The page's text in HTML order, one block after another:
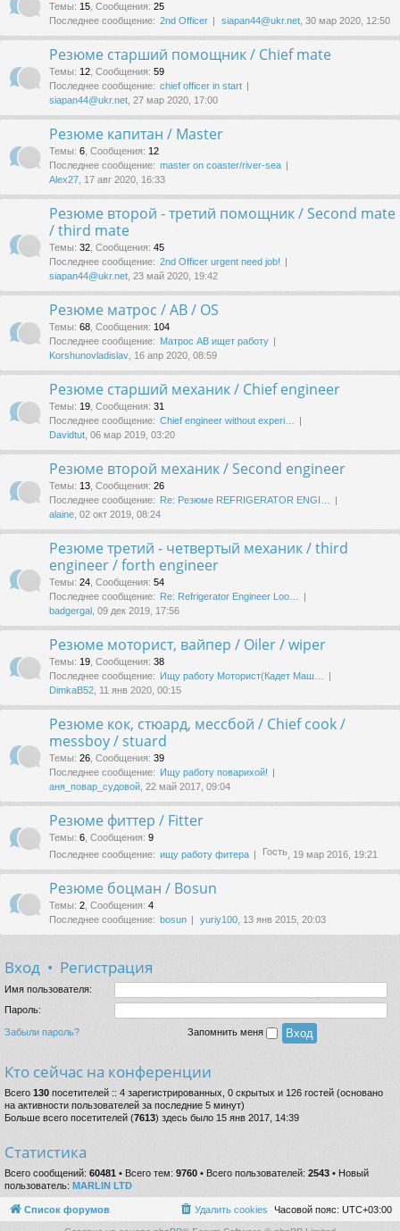
Темы: 15 Сообщения: 25
Последнее сообщение: 2nd Officer siapan44@ukr.net , 30 мар 2020, 12:50
Резюме старший помощник / Chief mate
Темы: 12 Сообщения: 59
Последнее сообщение: chief officer in start
siapan44@ukr.net , 27 мар 2020, 17:00
Резюме капитан / Master
Темы: 6 Сообщения: 12
Последнее сообщение: master on coaster/river-sea
Alex27 , 17 авг 2020, 16:33
Резюме второй - третий помощник / Second mate
/ third mate
Темы: 32 Сообщения: 45
Последнее сообщение: 2nd Officer urgent need job!
siapan44@ukr.net , 23 май 2020, 19:42
Резюме матрос / AB / OS
Темы: 68 Сообщения: 104
Последнее сообщение: Матрос АВ ищет работу
Korshunovladislav , 16 апр 2020, 08:59
Резюме старший механик / Chief engineer
Темы: 19 Сообщения: 31
Последнее сообщение: Chief engineer without experi…
Davidtut , 06 мар 2019, 03:20
Резюме второй механик / Second engineer
Темы: 13 Сообщения: 26
Последнее сообщение: Re: Резюме REFRIGERATOR ENGI…
alaine , 02 окт 2019, 08:24
Резюме третий - четвертый механик / third
engineer / forth engineer
Темы: 24 Сообщения: 54
Последнее сообщение: Re: Refrigerator Engineer Loo…
badgergal , 09 дек 2019, 17:56
Резюме моторист, вайпер / Oiler / wiper
Темы: 19 Сообщения: 38
Последнее сообщение: Ищу работу Моторист(Кадет Маш…
DimkaB52 , 11 янв 2020, 00:15
Резюме кок, стюард, мессбой / Chief cook /
messboy / stuard
Темы: 26 Сообщения: 39
Последнее сообщение: Ищу работу поварихой!
аня_повар_судовой , 22 май 2017, 09:04
Резюме фиттер / Fitter
Темы: 6 Сообщения: 9
Последнее сообщение: ищу работу фитера Гость , 19 мар 2016, 19:21
Резюме боцман / Bosun
Темы: 2 Сообщения: 4
Последнее сообщение: bosun yuriy100 , 13 янв 2015, 20:03
Вход • Регистрация
Имя пользователя:
Пароль:
Забыли пароль? Запомнить меня
Кто сейчас на конференции
Всего 130 посетителей :: 4 зарегистрированных, 0 скрытых и 126 гостей (основано
на активности пользователей за последние 5 минут)
Больше всего посетителей (7613) здесь было 15 янв 2017, 14:39
Статистика
Всего сообщений: 60481 • Всего тем: 9760 • Всего пользователей: 2543 • Новый
пользователь: MARLIN LTD
Список форумов Часовой пояс: UTC+03:00
Удалить cookies